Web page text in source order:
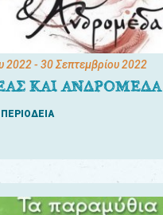
2022- 30 Σεπτεμβρίου 2022
ΚΑΙ ΑΝΔΡΟΜΕΔΑ
ΠΕΡΙΟΔΕΙΑ